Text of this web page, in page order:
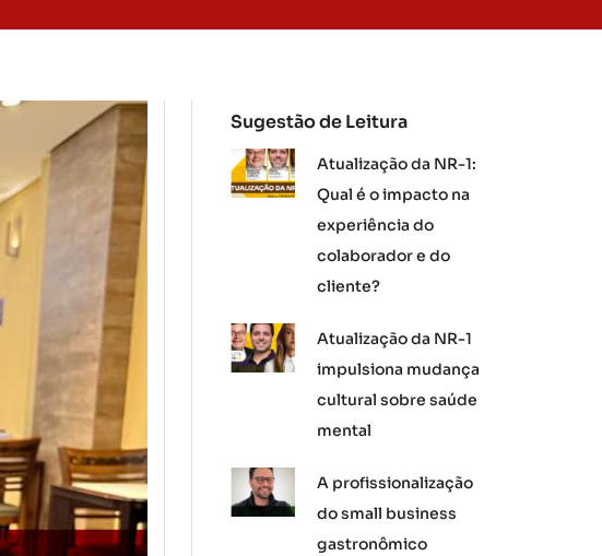
Sugestão de Leitura
Atualização da NR-1:
Qual é o impacto na
experiência do
colaborador e do
cliente?
Atualização da NR-1
impulsiona mudança
cultural sobre saúde
mental
A profissionalização
do small business
gastronômico